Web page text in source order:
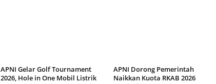
APNI Gelar Golf Tournament
2026, Hole in One Mobil Listrik
APNI Dorong Pemerintah
Naikkan Kuota RKAB 2026